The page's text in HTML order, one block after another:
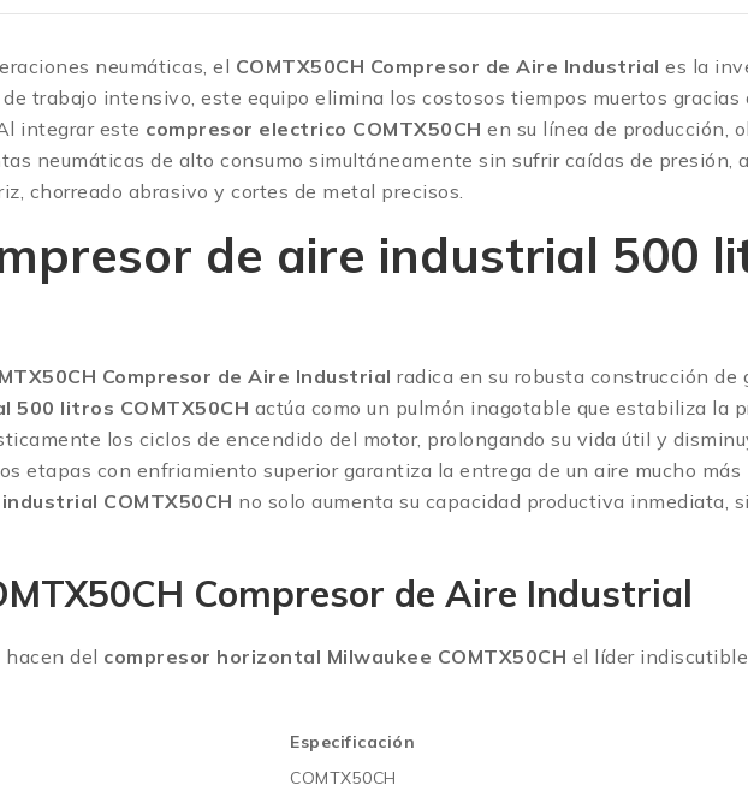
neumáticas, el COMTX50CH Compresor de Aire Industrial es la
trabajo intensivo, este equipo elimina los costosos tiempos muertos
integrar este compresor electrico COMTX50CH en su línea de producción,
neumáticas de alto consumo simultáneamente sin sufrir caídas de presión,
chorreado abrasivo y cortes de metal precisos.
de aire industrial 500
Compresor de Aire Industrial radica en su robusta construcción de
500 litros COMTX50CH actúa como un pulmón inagotable que estabiliza la
los ciclos de encendido del motor, prolongando su vida útil y
etapas con enfriamiento superior garantiza la entrega de un aire mucho
COMTX50CH no solo aumenta su capacidad productiva inmediata,
Compresor de Aire Industrial
del compresor horizontal Milwaukee COMTX50CH el líder
Especificación
COMTX50CH